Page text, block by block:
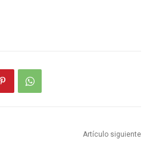
Artículo siguiente